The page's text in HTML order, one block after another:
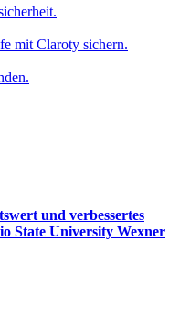
mit Claroty sichern.
und verbessertes
State University Wexner